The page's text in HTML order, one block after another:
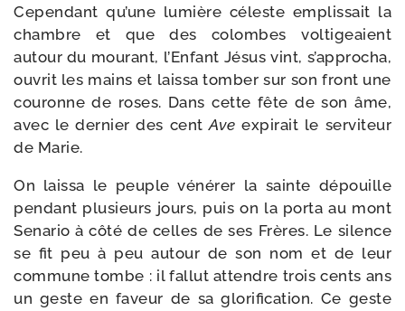
Cependant qu’une lumière céleste emplis­sait la
chambre et que des colombes vol­ti­geaient
autour du mou­rant, l’Enfant Jésus vint, s’approcha,
ouvrit les mains et lais­sa tom­ber sur son front une
cou­ronne de roses. Dans cette fête de son âme,
avec le der­nier des centAveexpi­rait le ser­vi­teur
de Marie.
On lais­sa le peuple véné­rer la sainte dépouille
pen­dant plu­sieurs jours, puis on la por­ta au mont
Senario à côté de celles de ses Frères. Le silence
se fit peu à peu autour de son nom et de leur
com­mune tombe : il fal­lut attendre trois cents ans
un geste en faveur de sa glo­ri­fi­ca­tion. Ce geste